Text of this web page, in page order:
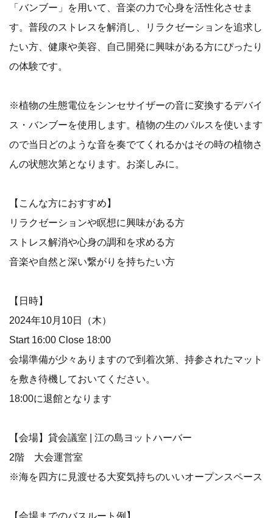
「バンブー」を用いて、音楽の力で心身を活性化させま
す。普段のストレスを解消し、リラクゼーションを追求し
たい方、健康や美容、自己開発に興味がある方にぴったり
の体験です。
※植物の生態電位をシンセサイザーの音に変換するデバイ
ス・バンブーを使用します。植物の生のパルスを使います
ので当日どのような音を奏でてくれるかはその時の植物さ
んの状態次第となります。お楽しみに。
【こんな方におすすめ】
リラクゼーションや瞑想に興味がある方
ストレス解消や心身の調和を求める方
音楽や自然と深い繋がりを持ちたい方
【日時】
2024年10月10日（木）
Start 16:00 Close 18:00
会場準備が少々ありますので到着次第、持参されたマット
を敷き待機しておいてください。
18:00に退館となります
【会場】貸会議室 | 江の島ヨットハーバー
2階 大会運営室
※海を四方に見渡せる大変気持ちのいいオープンスペース